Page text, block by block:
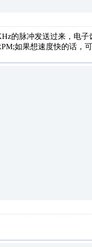
的脉冲发送过来，电
如果想速度快的话，